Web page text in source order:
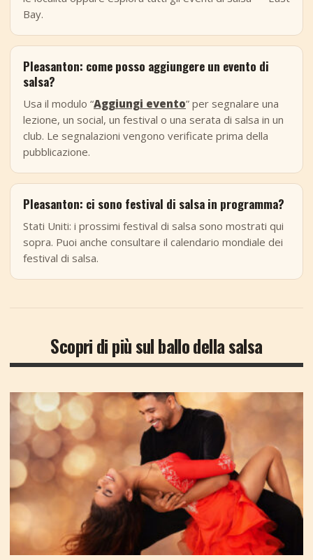
Bay.
Pleasanton: come posso aggiungere un evento di
salsa?
Usa il modulo “Aggiungi evento” per segnalare una
lezione, un social, un festival o una serata di salsa in un
club. Le segnalazioni vengono verificate prima della
pubblicazione.
Pleasanton: ci sono festival di salsa in programma?
Stati Uniti: i prossimi festival di salsa sono mostrati qui
sopra. Puoi anche consultare il calendario mondiale dei
festival di salsa.
Scopri di più sul ballo della salsa